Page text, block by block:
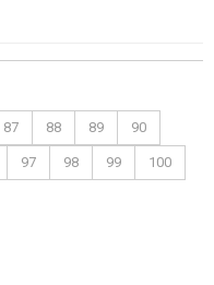
87 88 89 90
97 98 99 100